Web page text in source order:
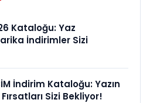
Kataloğu: Yaz
İndirimler Sizi
İndirim Kataloğu: Yazın
Sizi Bekliyor!